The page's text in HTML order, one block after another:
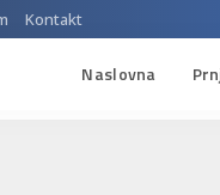
Kontakt
Naslovna